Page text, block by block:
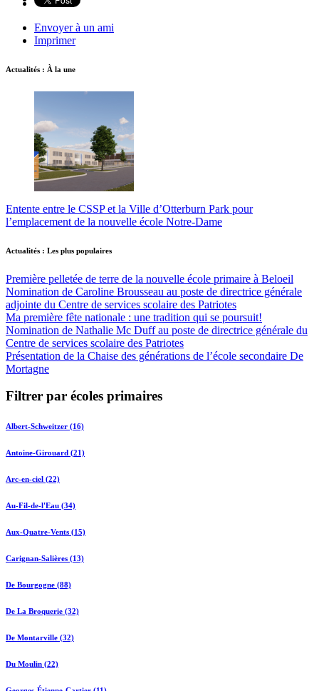
Envoyer à un ami
Imprimer
Actualités : À la une
Entente entre le CSSP et la Ville d’Otterburn Park pour
l’emplacement de la nouvelle école Notre-Dame
Actualités : Les plus populaires
Première pelletée de terre de la nouvelle école primaire à Beloeil
Nomination de Caroline Brousseau au poste de directrice générale
adjointe du Centre de services scolaire des Patriotes
Ma première fête nationale : une tradition qui se poursuit!
Nomination de Nathalie Mc Duff au poste de directrice générale du
Centre de services scolaire des Patriotes
Présentation de la Chaise des générations de l’école secondaire De
Mortagne
Filtrer par écoles primaires
Albert-Schweitzer (16)
Antoine-Girouard (21)
Arc-en-ciel (22)
Au-Fil-de-l'Eau (34)
Aux-Quatre-Vents (15)
Carignan-Salières (13)
De Bourgogne (88)
De La Broquerie (32)
De Montarville (32)
Du Moulin (22)